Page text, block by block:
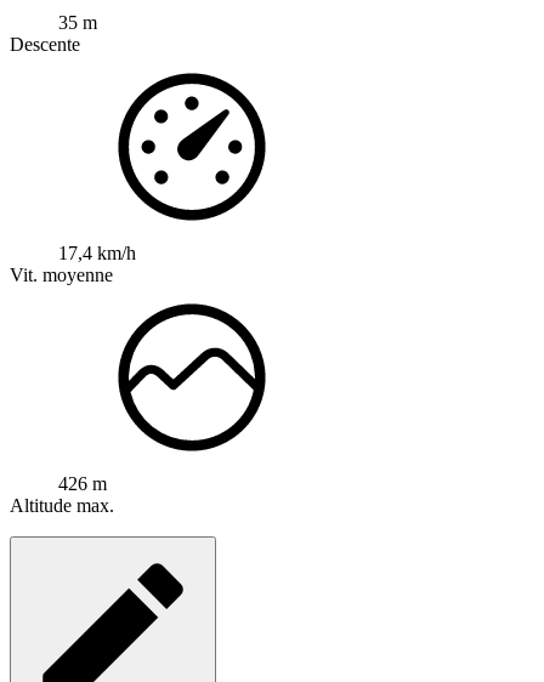
35 m
Descente
17,4 km/h
Vit. moyenne
426 m
Altitude max.